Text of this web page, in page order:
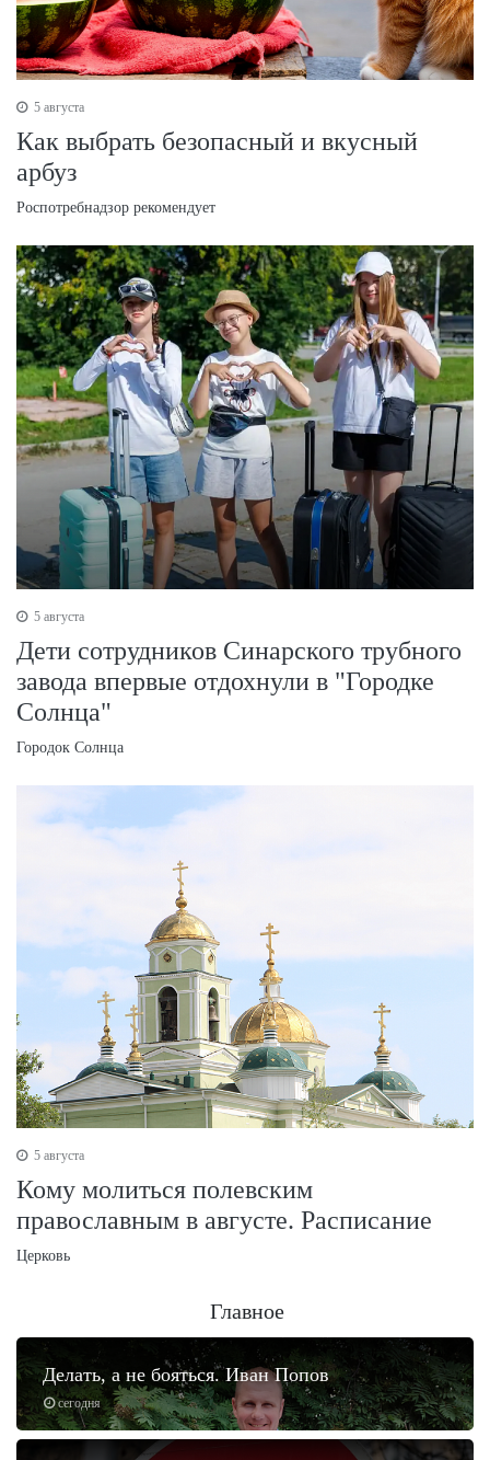
5 августа
Как выбрать безопасный и вкусный
арбуз
Роспотребнадзор рекомендует
5 августа
Дети сотрудников Синарского трубного
завода впервые отдохнули в "Городке
Солнца"
Городок Солнца
5 августа
Кому молиться полевским
православным в августе. Расписание
Церковь
Главное
сегодня
Делать, а не бояться. Иван Попов